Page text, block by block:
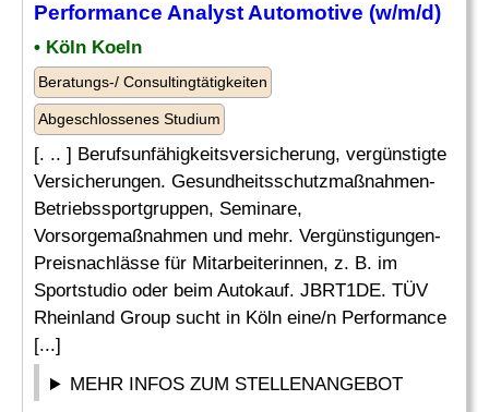
Performance Analyst Automotive (w/m/d)
• Köln Koeln
Beratungs-/ Consultingtätigkeiten
Abgeschlossenes Studium
[. .. ] Berufsunfähigkeitsversicherung, vergünstigte
Versicherungen. Gesundheitsschutzmaßnahmen-
Betriebssportgruppen, Seminare,
Vorsorgemaßnahmen und mehr. Vergünstigungen-
Preisnachlässe für Mitarbeiterinnen, z. B. im
Sportstudio oder beim Autokauf. JBRT1DE. TÜV
Rheinland Group sucht in Köln eine/n Performance
[...]
MEHR INFOS ZUM STELLENANGEBOT